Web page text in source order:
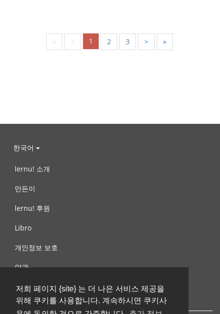
저희 페이지 {site} 는 더 나은 서비스 제공을
위해 쿠키를 사용합니다. 계속하시면 쿠키사
« < 1 2 3 > »
한국어
lernu! 소개
만든이
lernu! 후원
Libro
개인정보 보호
약관
제안, 문의